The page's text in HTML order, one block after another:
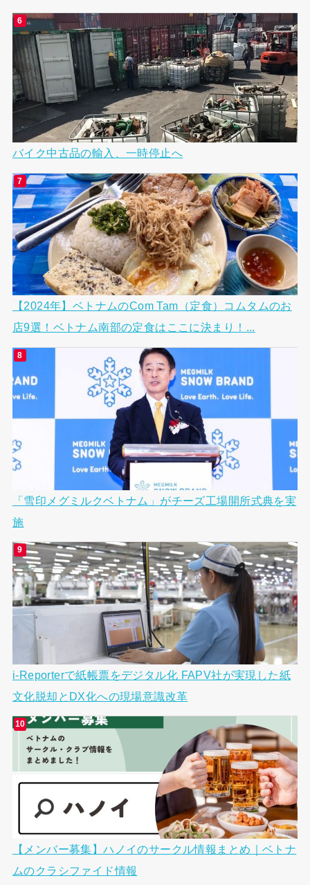
バイク中古品の輸入、一時停止へ
【2024年】ベトナムのCom Tam（定食）コムタムのお
店9選！ベトナム南部の定食はここに決まり！...
「雪印メグミルクベトナム」がチーズ工場開所式典を実
施
i-Reporterで紙帳票をデジタル化 FAPV社が実現した紙
文化脱却とDX化への現場意識改革
【メンバー募集】ハノイのサークル情報まとめ｜ベトナ
ムのクラシファイド情報